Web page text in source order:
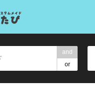
and
or